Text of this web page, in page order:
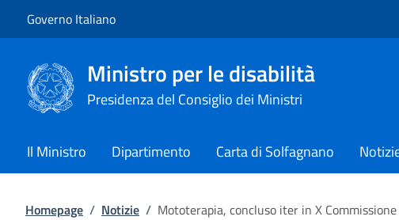
Governo Italiano
Ministro per le disabilità
Presidenza del Consiglio dei Ministri
Il Ministro Dipartimento Carta di Solfagnano
Homepage / Notizie / Mototerapia, concluso iter in X